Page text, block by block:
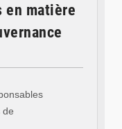
en matière
de